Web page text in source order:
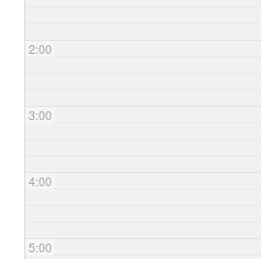
2:00
3:00
4:00
5:00